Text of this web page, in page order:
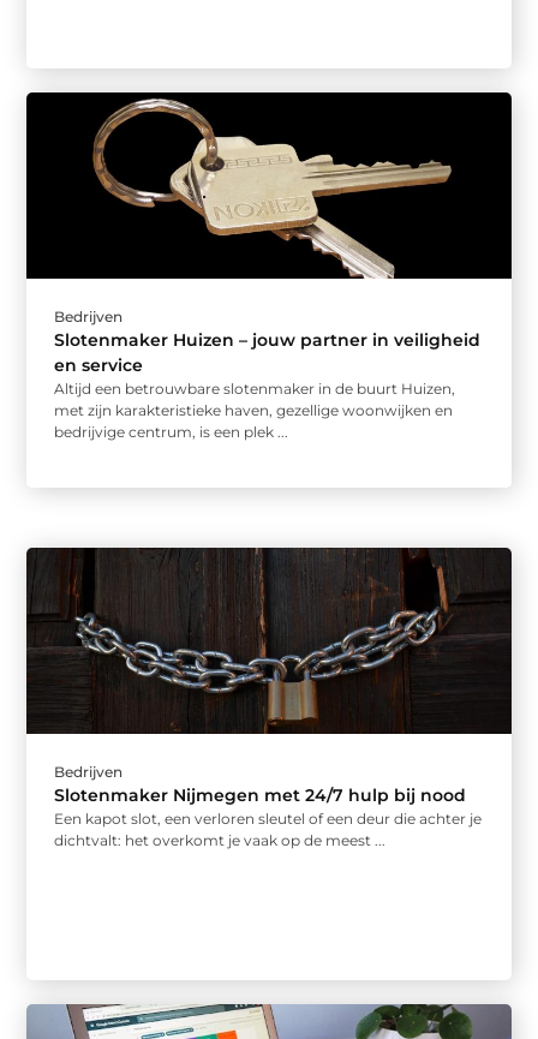
Bedrijven
Slotenmaker Huizen – jouw partner in veiligheid
en service
Altijd een betrouwbare slotenmaker in de buurt Huizen,
met zijn karakteristieke haven, gezellige woonwijken en
bedrijvige centrum, is een plek ...
Bedrijven
Slotenmaker Nijmegen met 24/7 hulp bij nood
Een kapot slot, een verloren sleutel of een deur die achter je
dichtvalt: het overkomt je vaak op de meest ...